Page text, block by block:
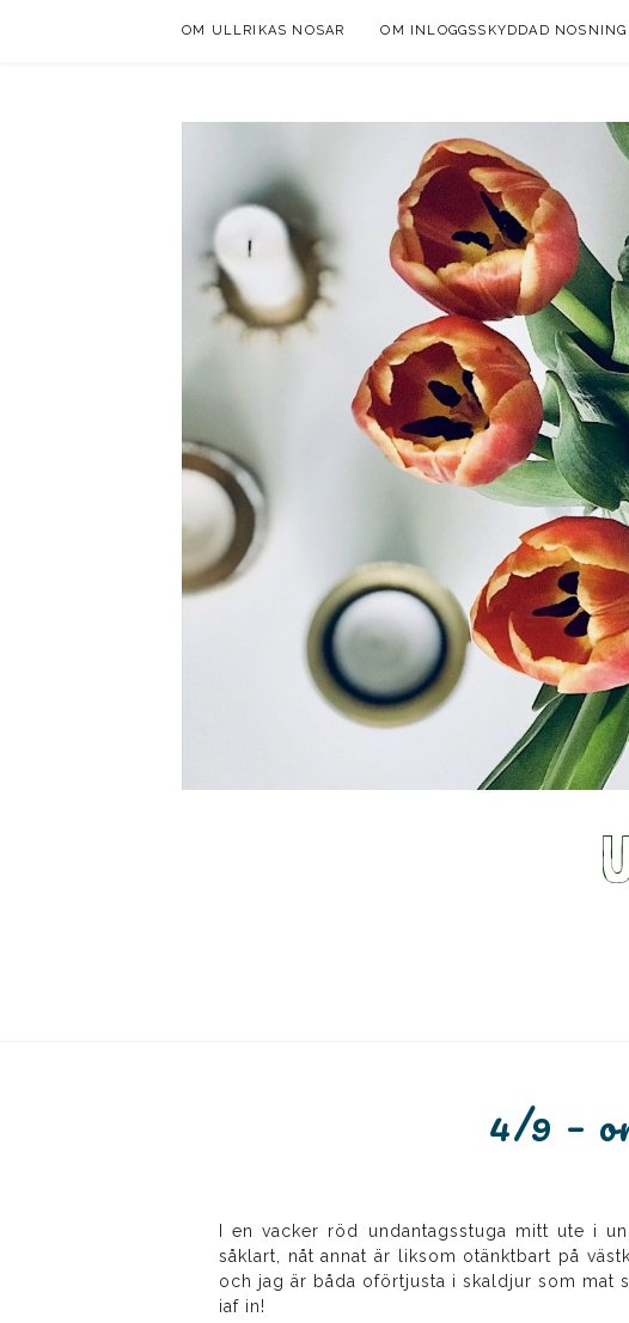
OM ULLRIKAS NOSAR OM INLOGGSSKYDDAD NOSNING
4/9 –
I en vacker röd undantagsstuga mitt ute i
såklart, nåt annat är liksom otänktbart på
och jag är båda oförtjusta i skaldjur som mat
iaf in!